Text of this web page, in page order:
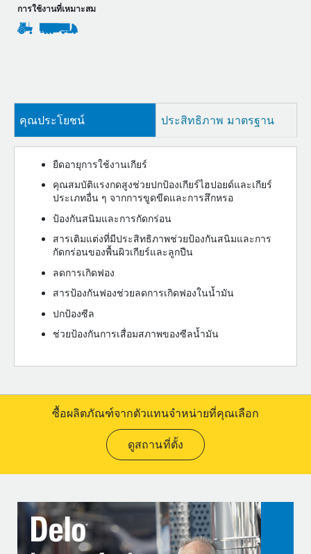
การใช้งานที่เหมาะสม
คุณประโยชน์ ประสิทธิภาพ มาตรฐาน
ยืดอายุการใช้งานเกียร์
คุณสมบัติแรงกดสูงช่วยปกป้องเกียร์ไฮปอยด์และเกียร์
ประเภทอื่น ๆ จากการขูดขีดและการสึกหรอ
ป้องกันสนิมและการกัดกร่อน
สารเติมแต่งที่มีประสิทธิภาพช่วยป้องกันสนิมและการ
กัดกร่อนของพื้นผิวเกียร์และลูกปืน
ลดการเกิดฟอง
สารป้องกันฟองช่วยลดการเกิดฟองในน้ำมัน
ปกป้องซีล
ช่วยป้องกันการเสื่อมสภาพของซีลน้ำมัน
ซื้อผลิตภัณฑ์จากตัวแทนจำหน่ายที่คุณเลือก
ดูสถานที่ตั้ง